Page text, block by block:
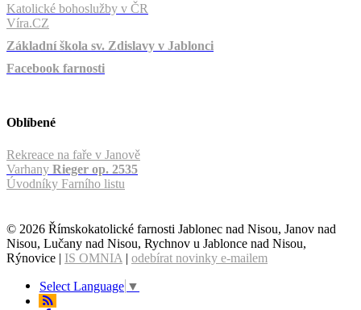
Katolické bohoslužby v ČR
Víra.CZ
Základní škola sv. Zdislavy v Jablonci
Facebook farnosti
Oblíbené
Rekreace na faře v Janově
Varhany Rieger op. 2535
Úvodníky Farního listu
© 2026 Římskokatolické farnosti Jablonec nad Nisou, Janov nad
Nisou, Lučany nad Nisou, Rychnov u Jablonce nad Nisou,
Rýnovice | IS OMNIA | odebírat novinky e-mailem
Select Language ▼